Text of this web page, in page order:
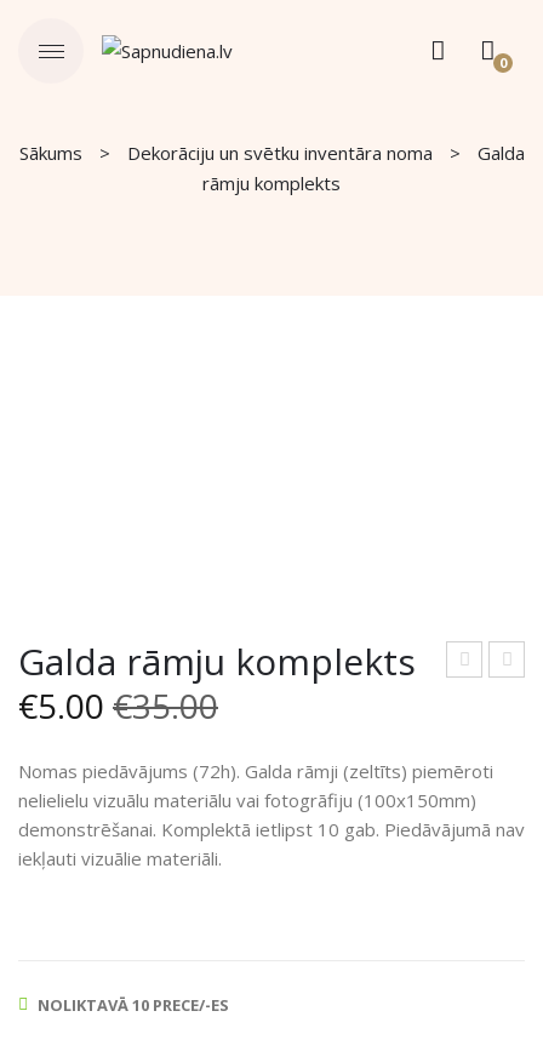
0
Sākums Dekorāciju un svētku inventāra noma
Galda
rāmju komplekts
es
dek
tīvo
Galda rāmju komplekts
€35.00Original
was:
€35.00.
€5.00
Current
is:
€5.00.
Nomas piedāvājums (72h). Galda rāmji (zeltīts) piemēroti
nelielielu vizuālu materiālu vai fotogrāfiju (100x150mm)
demonstrēšanai. Komplektā ietlipst 10 gab. Piedāvājumā nav
iekļauti vizuālie materiāli.
NOLIKTAVĀ 10 PRECE/-ES